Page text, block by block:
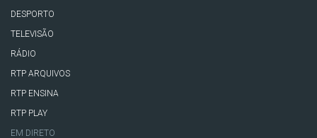
DESPORTO
TELEVISÃO
RÁDIO
RTP ARQUIVOS
RTP ENSINA
RTP PLAY
EM DIRETO